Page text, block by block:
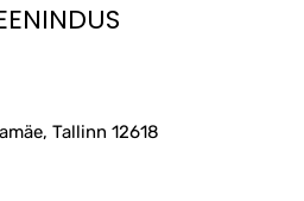
Tallinn 12618